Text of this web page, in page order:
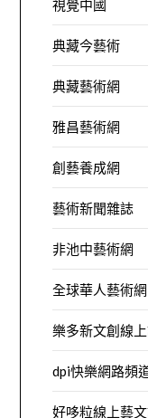
視覺中國
典藏今藝術
典藏藝術網
雅昌藝術網
創藝養成網
藝術新聞雜誌
非池中藝術網
全球華人藝術網
樂多新文創線
dpi快樂網路頻
好哆粒線上藝